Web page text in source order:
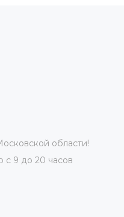
области!
9 до 20 часов